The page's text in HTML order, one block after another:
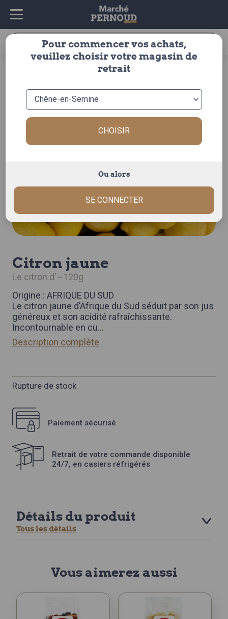
Recherche
fruits & légumes> fruits>
citron jaune
le citron d'~120g
Origine : AFRIQUE DU SUD
Le citron jaune d’Afrique du Sud séduit par son jus
généreux et son acidité rafraîchissante.
Incontournable en cu...
Description complète
Rupture de stock
Paiement sécurisé
Retrait de votre commande disponible
24/7, en casiers réfrigérés
Détails du produit
Tous les détails
Vous aimerez aussi
Pour commencer vos achats,
veuillez choisir votre magasin de
retrait
CHOISIR
Ou alors
SE CONNECTER